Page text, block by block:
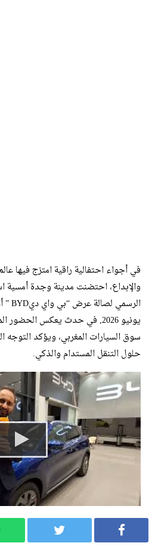
في أجواء احتفالية راقية امتزج فيها
والإبداع، احتضنت مدينة وجدة أمسية
يونيو 2026, في حدث يعكس الحضور
سوق السيارات المغربي، ويؤكد التوجه
حلول التنقل المستدام والذكي.